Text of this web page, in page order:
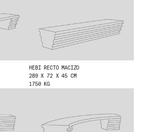
HEBI RECTO MACIZO
289 X 72 X 45 CM
1750 KG
FB
POLÍTICA DE COOKIES
POLÍTICA DE PRIVACIDAD
CANAL ÉTICO